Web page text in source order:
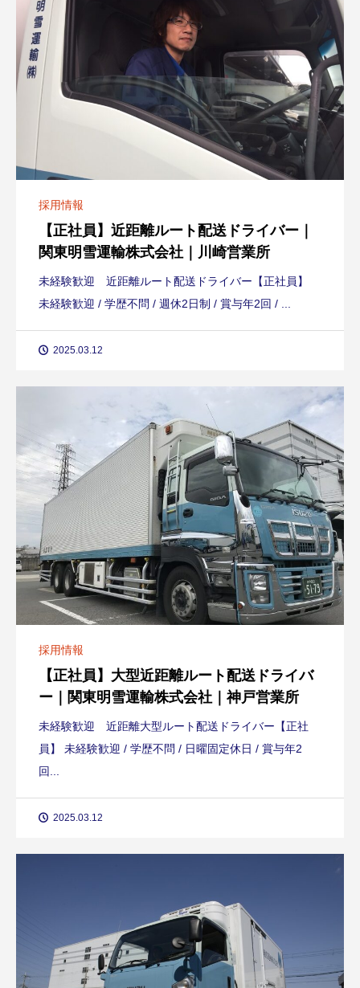
採用情報
【正社員】近距離ルート配送ドライバー｜
関東明雪運輸株式会社｜川崎営業所
未経験歓迎 近距離ルート配送ドライバー【正社員】
未経験歓迎 / 学歴不問 / 週休2日制 / 賞与年2回 / ...
2025.03.12
採用情報
【正社員】大型近距離ルート配送ドライバ
ー｜関東明雪運輸株式会社｜神戸営業所
未経験歓迎 近距離大型ルート配送ドライバー【正社
員】 未経験歓迎 / 学歴不問 / 日曜固定休日 / 賞与年2
回...
2025.03.12